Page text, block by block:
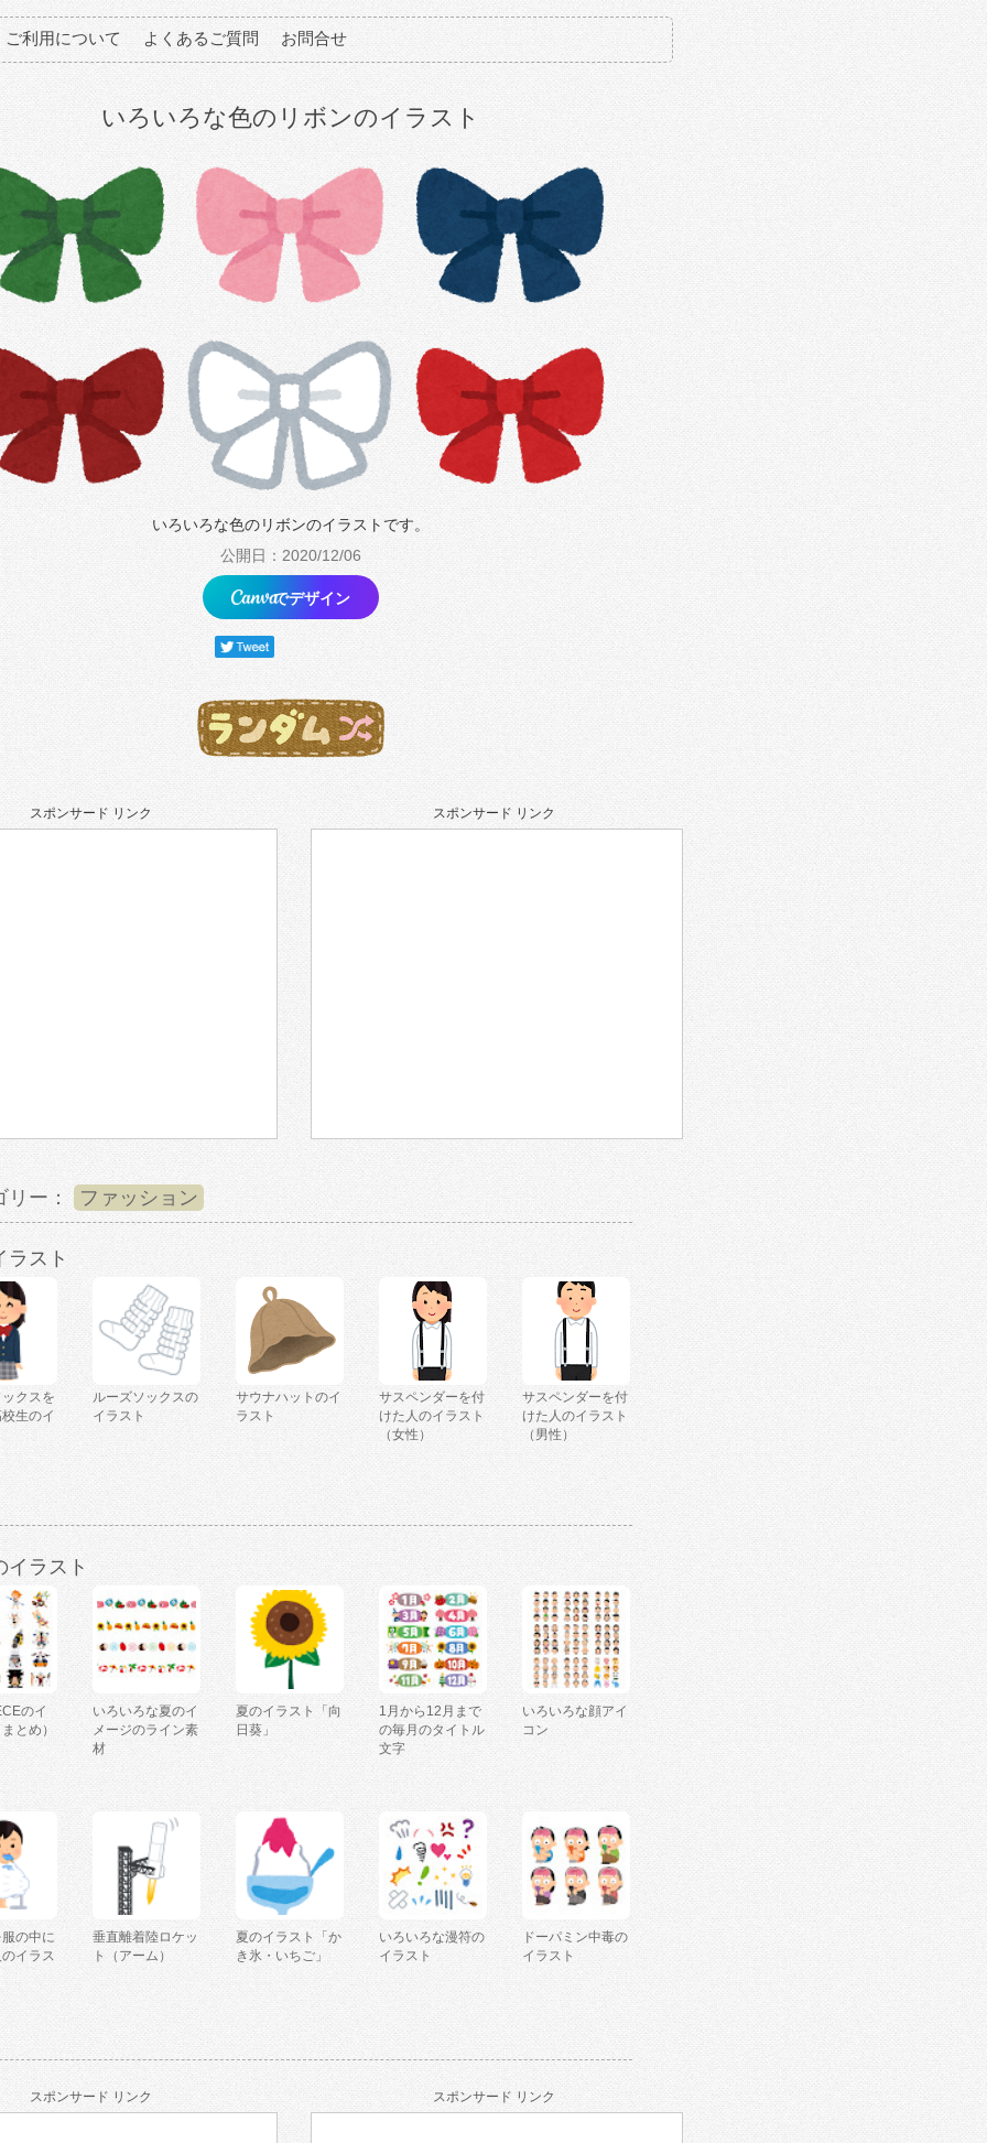
ご利用について よくあるご質問 お問合せ
いろいろな色のリボンのイラスト
いろいろな色のリボンのイラストです。
公開日：2020/12/06
でデザイン
スポンサード リンク スポンサード リンク
リー： ファッション
ラスト
クスを
生のイ
ルーズソックスの
イラスト
サウナハットのイ
ラスト
サスペンダーを付
けた人のイラスト
（女性）
サスペンダーを付
けた人のイラスト
（男性）
イラスト
のイ
とめ）
いろいろな夏のイ
メージのライン素
材
夏のイラスト「向
日葵」
1月から12月まで
の毎月のタイトル
文字
いろいろな顔アイ
コン
の中に
イラス
垂直離着陸ロケッ
ト（アーム）
夏のイラスト「か
き氷・いちご」
いろいろな漫符の
イラスト
ドーパミン中毒の
イラスト
スポンサード リンク スポンサード リンク